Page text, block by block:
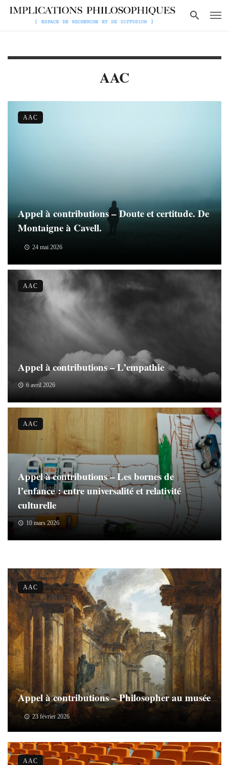
AAC
Appel à contributions – Doute et certitude. De
Montaigne à Cavell.
24 mai 2026
AAC
Appel à contributions – L’empathie
6 avril 2026
AAC
Appel à contributions – Les bornes de
l’enfance : entre universalité et relativité
culturelle
10 mars 2026
AAC
Appel à contributions – Philosopher au musée
23 février 2026
AAC
AAC